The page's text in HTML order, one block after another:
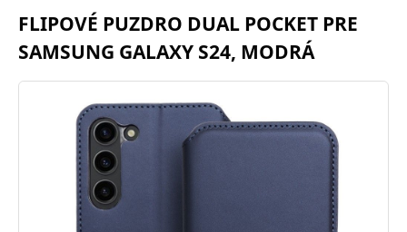
nachádzate:
FLIPOVÉ PUZDRO DUAL POCKET PRE
SAMSUNG GALAXY S24, MODRÁ